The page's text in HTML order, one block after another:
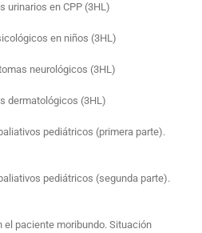
urinarios en CPP (3HL)
en niños (3HL)
neurológicos (3HL)
dermatológicos (3HL)
pediátricos (primera parte).
pediátricos (segunda parte).
el paciente moribundo. Situación